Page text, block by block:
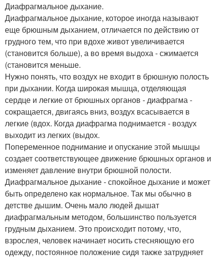
Диафрагмальное дыхание.
Диафрагмальное дыхание, которое иногда называют
еще брюшным дыханием, отличается по действию от
грудного тем, что при вдохе живот увеличивается
(становится больше), а во время выдоха - сжимается
(становится меньше.
Нужно понять, что воздух не входит в брюшную полость
при дыхании. Когда широкая мышца, отделяющая
сердце и легкие от брюшных органов - диафрагма -
сокращается, двигаясь вниз, воздух всасывается в
легкие (вдох. Когда диафрагма поднимается - воздух
выходит из легких (выдох.
Попеременное поднимание и опускание этой мышцы
создает соответствующее движение брюшных органов и
изменяет давление внутри брюшной полости.
Диафрагмальное дыхание - спокойное дыхание и может
быть определено как нормальное. Так мы обычно в
детстве дышим. Очень мало людей дышат
диафрагмальным методом, большинство пользуется
грудным дыханием. Это происходит потому, что,
взрослея, человек начинает носить стесняющую его
одежду, постоянное положение сидя также затрудняет